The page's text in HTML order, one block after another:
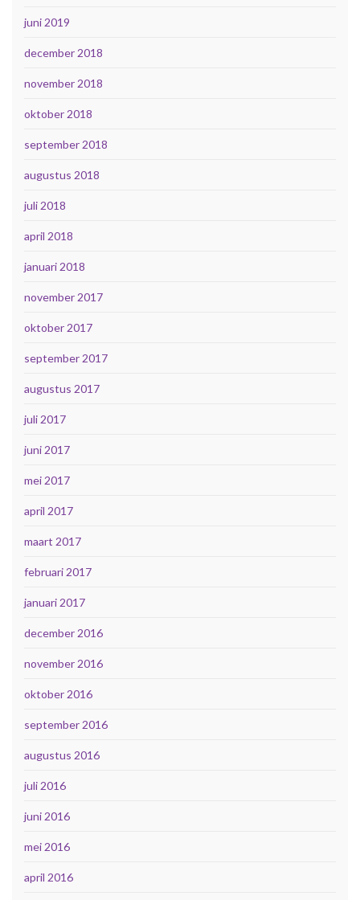
juni 2019
december 2018
november 2018
oktober 2018
september 2018
augustus 2018
juli 2018
april 2018
januari 2018
november 2017
oktober 2017
september 2017
augustus 2017
juli 2017
juni 2017
mei 2017
april 2017
maart 2017
februari 2017
januari 2017
december 2016
november 2016
oktober 2016
september 2016
augustus 2016
juli 2016
juni 2016
mei 2016
april 2016